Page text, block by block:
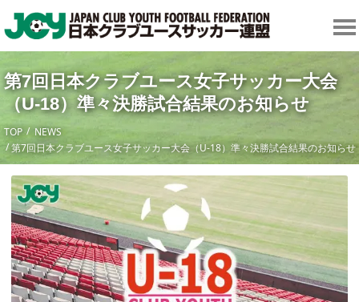
第7回日本クラブユース女子サッカー大会
（U-18）準々決勝試合結果のお知らせ
TOP
NEWS
第7回日本クラブユース女子サッカー大会（U-18）準々決勝試合結果のお知らせ